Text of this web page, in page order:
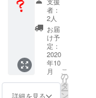
1箱
鯉焼き
アイス
最中
（花豆
ミルク
アイ
ス）6匹
（冷
凍） 1
ル鯉焼
き作り
ます！
（10
匹） あ
なたの
ご指定
の具材
で、あ
なたの
者：
2人
お届
け予
定：
2020
年10
月
詳細を見る
こ
の
リ
タ
ー
ン